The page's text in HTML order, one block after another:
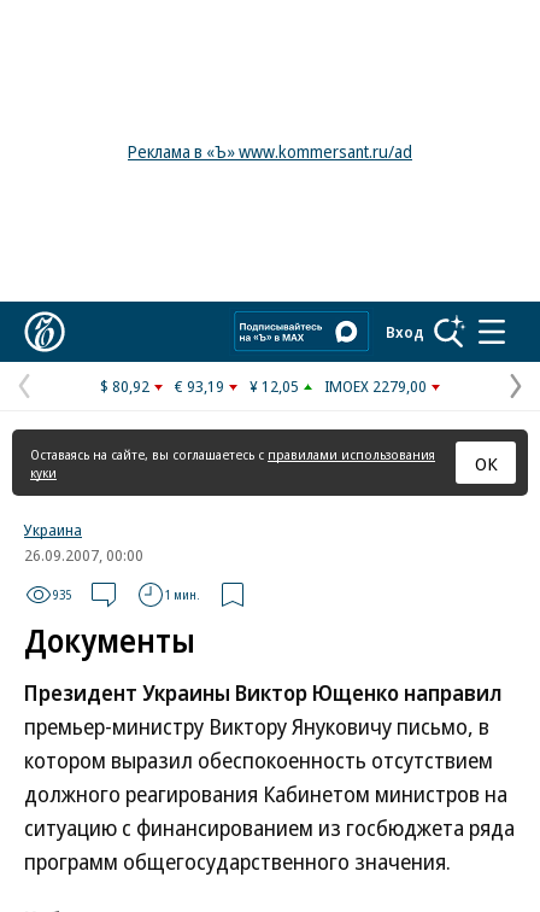
Реклама в «Ъ» www.kommersant.ru/ad
Вход
Предыдущая
страница
$ 80,92 € 93,19 ¥ 12,05 IMOEX 2279,00
Оставаясь на сайте, вы соглашаетесь с правилами использования
куки
ОК
Украина
26.09.2007, 00:00
935 1 мин.
Документы
Президент Украины Виктор Ющенко направил
премьер-министру Виктору Януковичу письмо, в
котором выразил обеспокоенность отсутствием
должного реагирования Кабинетом министров на
ситуацию с финансированием из госбюджета ряда
программ общегосударственного значения.